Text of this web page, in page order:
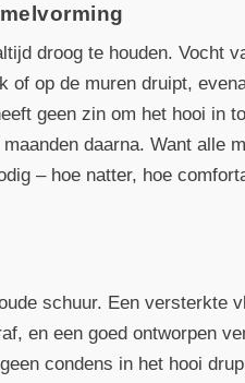
droog te houden. Vocht
of op de muren druipt,
geen zin om het hooi in
daarna. Want alle
– hoe natter, hoe
schuur. Een versterkte
en een goed ontworpen
condens in het hooi